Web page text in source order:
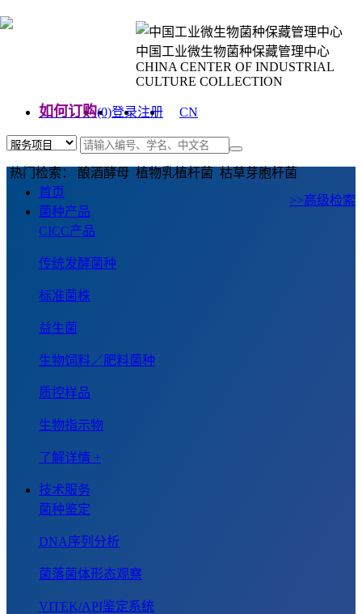
中国工业微生物菌种保藏管理中心
CHINA CENTER OF INDUSTRIAL
CULTURE COLLECTION
如何订购(0)登录注册
CN
热门检索： 酿酒酵母 植物乳植杆菌 枯草芽胞杆菌
>>高级检索
首页
菌种产品
CICC产品
传统发酵菌种
标准菌株
益生菌
生物饲料／肥料菌种
质控样品
生物指示物
了解详情 +
技术服务
菌种鉴定
DNA序列分析
菌落菌体形态观察
VITEK/API鉴定系统